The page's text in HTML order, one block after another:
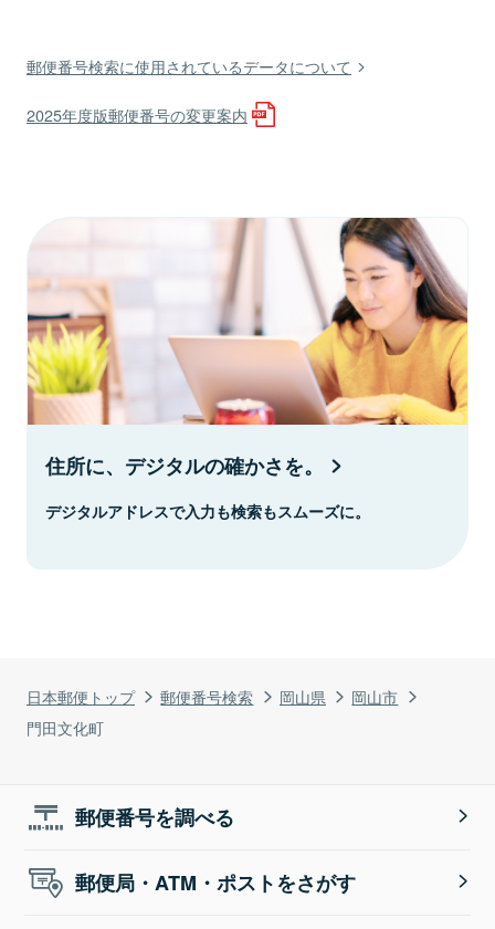
日本郵便トップ 郵便番号検索 岡山県
岡山市
門田文化町
郵便番号検索に使用されているデータについて
2025年度版郵便番号の変更案内
住所に、デジタルの確かさを。
デジタルアドレスで入力も検索もスムーズに。
郵便番号を調べる
郵便局・ATM・ポストをさがす